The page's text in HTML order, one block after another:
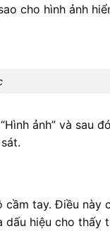
cho hình ảnh
ảnh” và sau
tay. Điều này
hiệu cho thấy